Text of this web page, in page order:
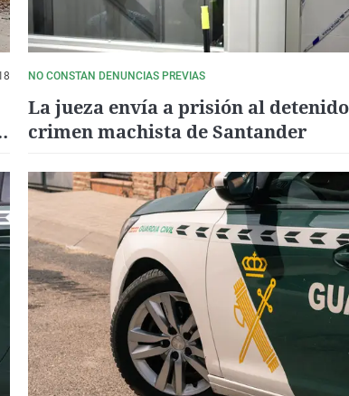
NO CONSTAN DENUNCIAS PREVIAS
La jueza envía a prisión al
crimen machista de Santander